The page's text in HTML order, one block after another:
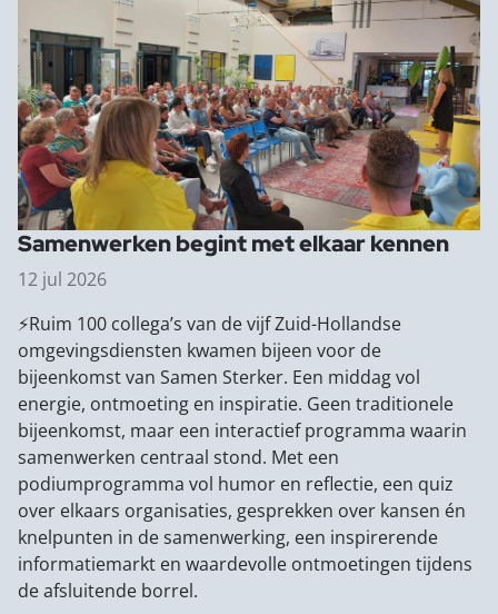
Samenwerken begint met elkaar kennen
12 jul 2026
⚡Ruim 100 collega’s van de vijf Zuid-Hollandse
omgevingsdiensten kwamen bijeen voor de
bijeenkomst van Samen Sterker. Een middag vol
energie, ontmoeting en inspiratie. Geen traditionele
bijeenkomst, maar een interactief programma waarin
samenwerken centraal stond. Met een
podiumprogramma vol humor en reflectie, een quiz
over elkaars organisaties, gesprekken over kansen én
knelpunten in de samenwerking, een inspirerende
informatiemarkt en waardevolle ontmoetingen tijdens
de afsluitende borrel.